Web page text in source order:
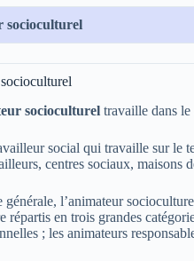
socioculturel
socioculturel travaille dans
social qui travaille sur le
centres sociaux, maisons
générale, l’animateur
répartis en trois grandes
; les animateurs